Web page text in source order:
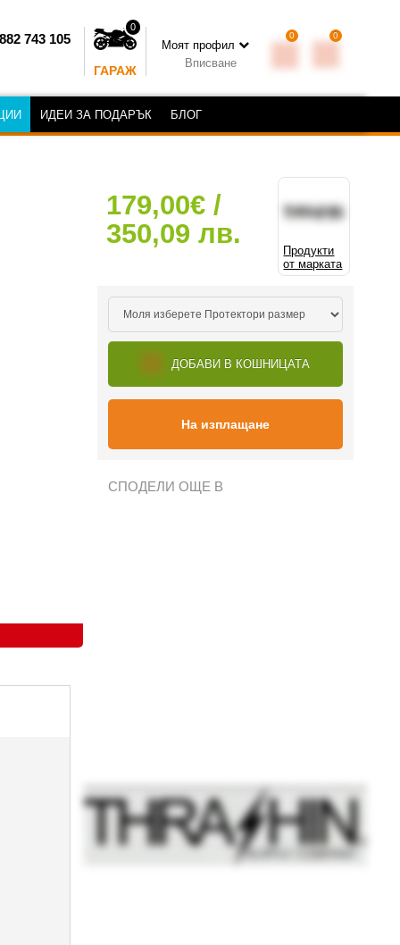
743 105
0
ГАРАЖ
Моят профил
Вписване
0 0
ИДЕИ ЗА ПОДАРЪК БЛОГ
Продукти
от марката
179,00€ /
350,09 лв.
ДОБАВИ В КОШНИЦАТА
На изплащане
СПОДЕЛИ ОЩЕ В